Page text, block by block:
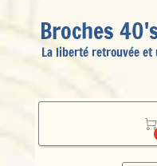
Broches
La liberté retrouvée
